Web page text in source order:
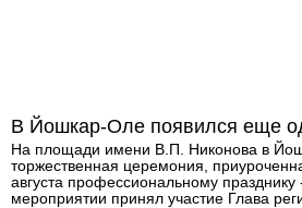
В Йошкар-Оле появился еще
На площади имени В.П. Никонова в
торжественная церемония,
августа профессиональному
мероприятии принял участие Глава